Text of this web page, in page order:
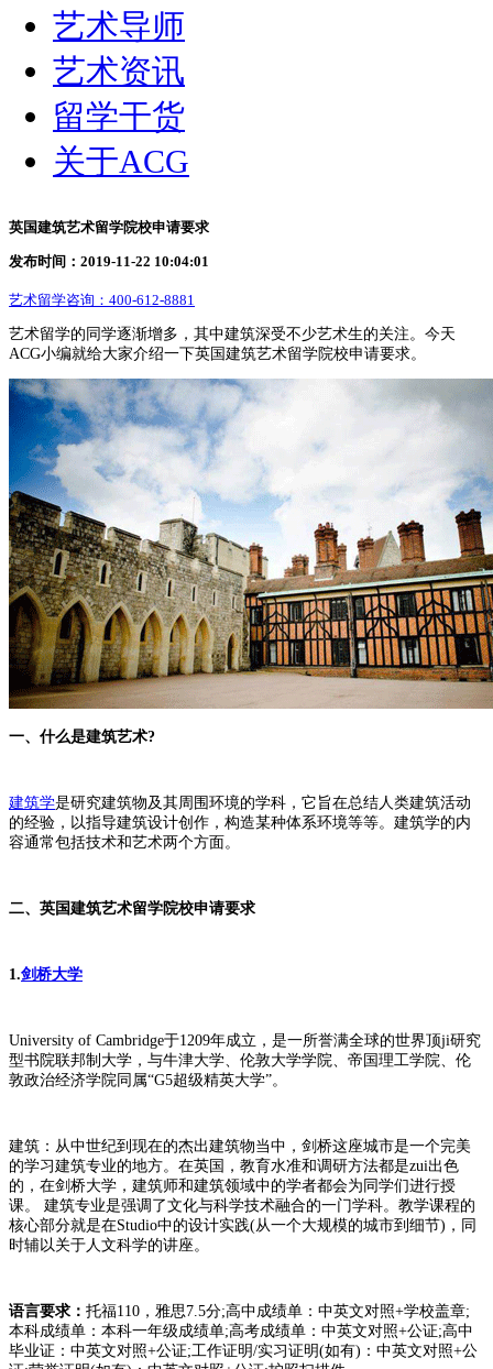
艺术导师
艺术资讯
留学干货
关于ACG
英国建筑艺术留学院校申请要求
发布时间：2019-11-22 10:04:01
艺术留学咨询： 400-612-8881
艺术留学的同学逐渐增多，其中建筑深受不少艺术生的关注。今天
ACG小编就给大家介绍一下英国建筑艺术留学院校申请要求。
一、什么是建筑艺术?
建筑学是研究建筑物及其周围环境的学科，它旨在总结人类建筑活动
的经验，以指导建筑设计创作，构造某种体系环境等等。建筑学的内
容通常包括技术和艺术两个方面。
二、英国建筑艺术留学院校申请要求
1.剑桥大学
University of Cambridge于1209年成立，是一所誉满全球的世界顶ji研究
型书院联邦制大学，与牛津大学、伦敦大学学院、帝国理工学院、伦
敦政治经济学院同属“G5超级精英大学”。
建筑：从中世纪到现在的杰出建筑物当中，剑桥这座城市是一个完美
的学习建筑专业的地方。在英国，教育水准和调研方法都是zui出色
的，在剑桥大学，建筑师和建筑领域中的学者都会为同学们进行授
课。 建筑专业是强调了文化与科学技术融合的一门学科。教学课程的
核心部分就是在Studio中的设计实践(从一个大规模的城市到细节)，同
时辅以关于人文科学的讲座。
语言要求： 托福110，雅思7.5分;高中成绩单：中英文对照+学校盖章;
本科成绩单：本科一年级成绩单;高考成绩单：中英文对照+公证;高中
毕业证：中英文对照+公证;工作证明/实习证明(如有)：中英文对照+公